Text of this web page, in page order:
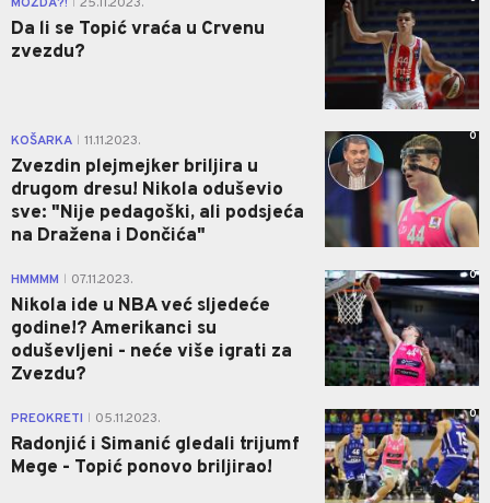
Da li se Topić vraća u Crvenu
zvezdu?
KOŠARKA 11.11.2023.
Zvezdin plejmejker briljira u
drugom dresu! Nikola oduševio
sve: "Nije pedagoški, ali podsjeća
na Dražena i Dončića"
0
HMMMM 07.11.2023.
Nikola ide u NBA već sljedeće
godine!? Amerikanci su
oduševljeni - neće više igrati za
Zvezdu?
0
PREOKRETI 05.11.2023.
Radonjić i Simanić gledali trijumf
Mege - Topić ponovo briljirao!
0